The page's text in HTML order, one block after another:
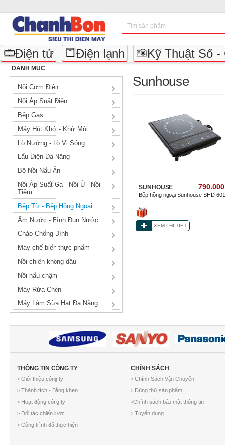
Điện tử Điện lạnh Kỹ Thuật Số -
DANH MỤC
Nồi Cơm Điện
Nồi Áp Suất Điện
Bếp Gas
Máy Hút Khói - Khử Mùi
Lò Nướng - Lò Vi Sóng
Lẩu Điện Đa Năng
Bộ Nồi Nấu Ăn
Nồi Áp Suất Ga - Nồi Ủ - Nồi
Tiềm
Bếp Từ - Bếp Hồng Ngoại
Ấm Nước - Bình Đun Nước
Chảo Chống Dính
Máy chế biến thực phẩm
Nồi chiên không dầu
Nồi nấu chậm
Máy Rửa Chén
Máy Làm Sữa Hạt Đa Năng
Sunhouse
SUNHOUSE 790.000
Bếp hồng ngoại Sunhouse SHD
XEM CHI TIẾT
THÔNG TIN CÔNG TY
> Giới thiệu công ty
> Thành tích - Bằng khen
> Hoạt động công ty
> Đối tác chiến lược
> Công trình đã thực hiện
CHÍNH SÁCH
> Chính Sách Vận Chuyển
> Dùng thử sản phẩm
>Chính sách bảo mật thông tin
> Tuyển dụng